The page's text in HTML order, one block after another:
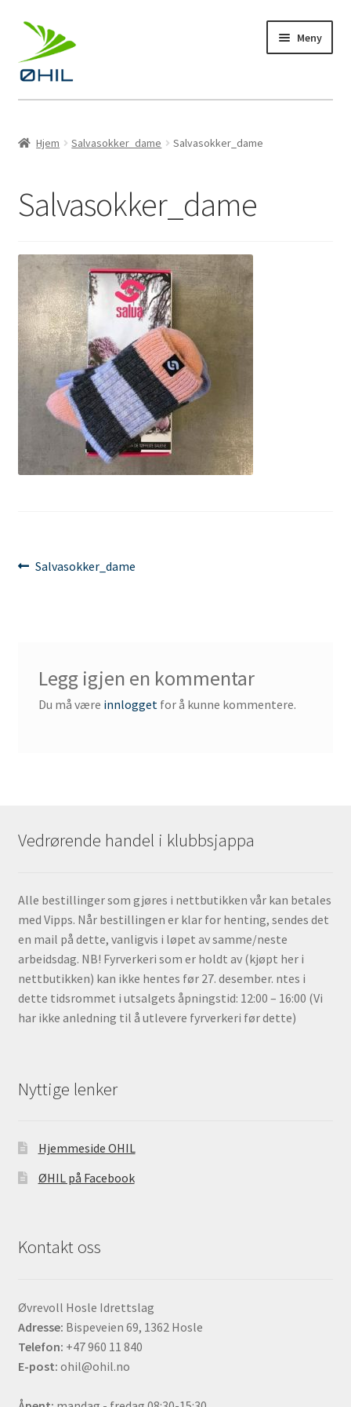
Hopp
navigasjon
Hopp
innhold
Meny
Hjem Salvasokker_dame Salvasokker_dame
Salvasokker_dame
Innleggsnavigasjon
Forrige
Salvasokker_dame
Legg igjen en kommentar
Du må være innloggetfor å kunne kommentere.
Vedrørende handel i klubbsjappa
Alle bestillinger som gjøres i nettbutikken vår kan betales
med Vipps. Når bestillingen er klar for henting, sendes det
en mail på dette, vanligvis i løpet av samme/neste
arbeidsdag. NB! Fyrverkeri som er holdt av (kjøpt her i
nettbutikken) kan ikke hentes før 27. desember. ntes i
dette tidsrommet i utsalgets åpningstid: 12:00 – 16:00 (Vi
har ikke anledning til å utlevere fyrverkeri før dette)
Nyttige lenker
Hjemmeside OHIL
ØHIL på Facebook
Kontakt oss
Øvrevoll Hosle Idrettslag
Adresse: Bispeveien 69, 1362 Hosle
Telefon: +47 960 11 840
E-post: ohil@ohil.no